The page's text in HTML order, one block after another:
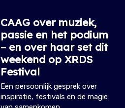
CAAG over muziek,
passie en het podium
– en over haar set dit
weekend op XRDS
Festival
Een persoonlijk gesprek over
inspiratie, festivals en de magie